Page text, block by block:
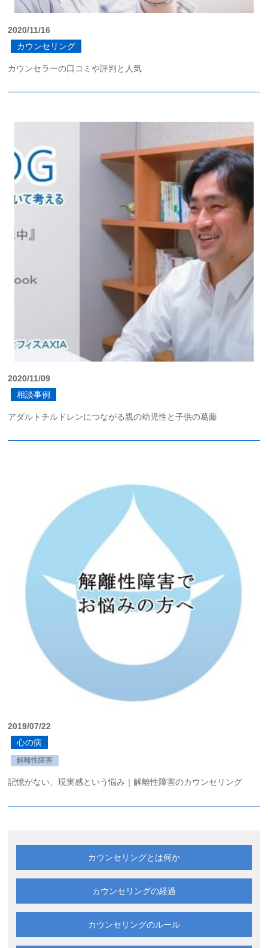
2020/11/16
カウンセリング
カウンセラーの口コミや評判と人気
2020/11/09
相談事例
アダルトチルドレンにつながる親の幼児性と子供の葛藤
2019/07/22
心の病
解離性障害
記憶がない、現実感という悩み｜解離性障害のカウンセリング
カウンセリングとは何か
カウンセリングの経過
カウンセリングのルール